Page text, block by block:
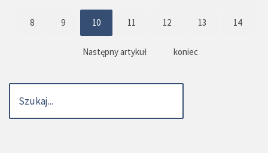
8 9 10 11 12 13 14
Następny artykuł koniec